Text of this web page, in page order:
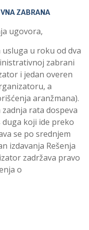
ZABRANA
ugovora,
u roku od dva
zabrani
i jedan overen
a
aranžmana).
zadnja rata dospeva
duga koji ide preko
se po srednjem
izdavanja Rešenja
zadržava pravo
o